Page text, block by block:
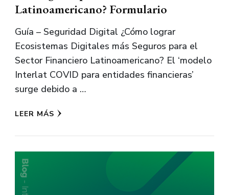
Latinoamericano? Formulario
Guía – Seguridad Digital ¿Cómo lograr
Ecosistemas Digitales más Seguros para el
Sector Financiero Latinoamericano? El ‘modelo
Interlat COVID para entidades financieras’
surge debido a …
LEER MÁS